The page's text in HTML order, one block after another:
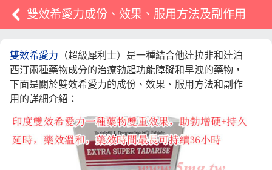
雙效希愛力成份、效果、服用方法及副作用
雙效希愛力 （超級犀利士）是一種結合他達拉非和達泊
西汀兩種藥物成分的治療勃起功能障礙和早洩的藥物，
下面是關於雙效希愛力的成份、效果、服用方法和副作
用的詳細介紹：